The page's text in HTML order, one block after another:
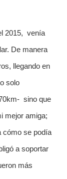
2015,  venía
De manera
llegando en
solo
sino que
mejor amiga;
cómo se podía
a soportar
más